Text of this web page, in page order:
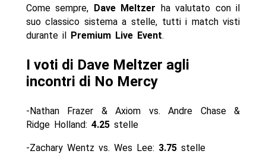
Come sempre, Dave Meltzer ha valutato con il
suo classico sistema a stelle, tutti i match visti
durante il
Premium Live Event.
I voti di Dave Meltzer agli
incontri di No Mercy
-Nathan Frazer & Axiom vs. Andre Chase &
Ridge Holland: 4.25stelle
-Zachary Wentz vs. Wes Lee: 3.75stelle